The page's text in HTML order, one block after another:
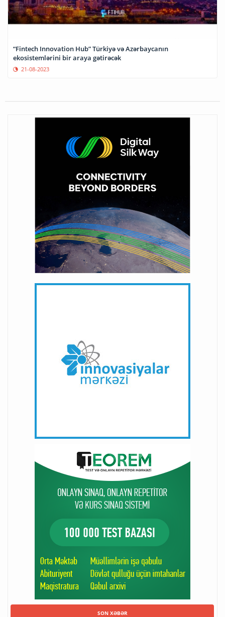
“Fintech Innovation Hub” Türkiyə və Azərbaycanın
ekosistemlərini bir araya gətirəcək
21-08-2023
SON XƏBƏR